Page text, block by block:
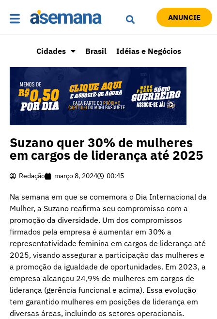
ANUNCIE
Cidades Brasil Idéias e Negócios
Suzano quer 30% de mulheres
em cargos de liderança até 2025
Redação março 8, 2024 00:45
Na semana em que se comemora o Dia Internacional da
Mulher, a Suzano reafirma seu compromisso com a
promoção da diversidade. Um dos compromissos
firmados pela empresa é aumentar em 30% a
representatividade feminina em cargos de liderança até
2025, visando assegurar a participação das mulheres e
a promoção da igualdade de oportunidades. Em 2023, a
empresa alcançou 24,9% de mulheres em cargos de
liderança (gerência funcional e acima). Essa evolução
tem garantido mulheres em posições de liderança em
diversas áreas, incluindo os setores operacionais.